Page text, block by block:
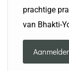
prachtige
van Bhakti-